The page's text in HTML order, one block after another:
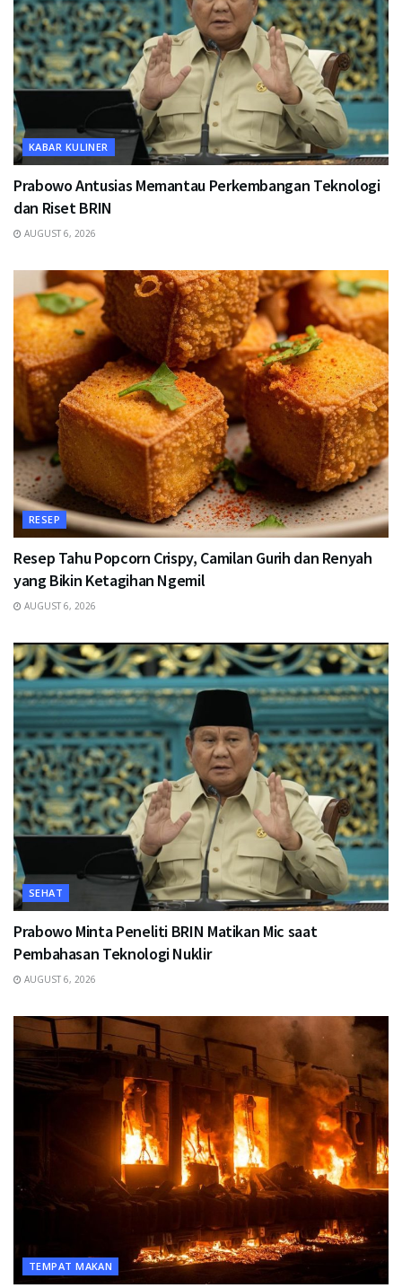
KABAR KULINER
Prabowo Antusias Memantau Perkembangan Teknologi
dan Riset BRIN
AUGUST 6, 2026
RESEP
Resep Tahu Popcorn Crispy, Camilan Gurih dan Renyah
yang Bikin Ketagihan Ngemil
AUGUST 6, 2026
SEHAT
Prabowo Minta Peneliti BRIN Matikan Mic saat
Pembahasan Teknologi Nuklir
AUGUST 6, 2026
TEMPAT MAKAN